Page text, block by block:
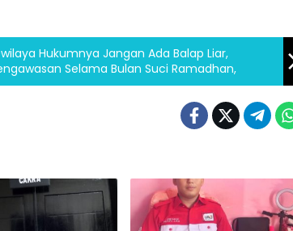
Hukumnya Jangan Ada Balap Liar,
Selama Bulan Suci Ramadhan,